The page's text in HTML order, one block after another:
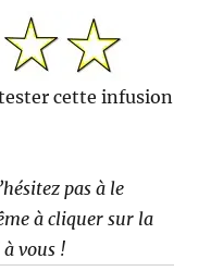
cette infusion
pas à le
à cliquer sur la
vous !